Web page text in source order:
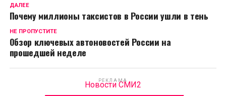
ДАЛЕЕ
Почему миллионы таксистов в России ушли в тень
НЕ ПРОПУСТИТЕ
Обзор ключевых автоновостей России на
прошедшей неделе
РЕКЛАМА
Новости СМИ2